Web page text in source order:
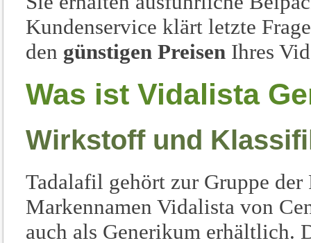
Kundenservice klärt letzte
den günstigen Preisen Ihres
Was ist Vidalista
Wirkstoff und
Tadalafil gehört zur Gruppe
Markennamen Vidalista von
auch als Generikum erhältlich.